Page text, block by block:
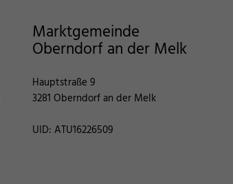
Marktgemeinde
Oberndorf an der Melk
Hauptstraße 9
3281 Oberndorf an der Melk
UID: ATU16226509